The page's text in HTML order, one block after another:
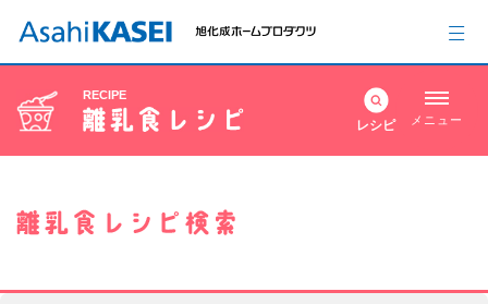
RECIPE
レシピ メニュー